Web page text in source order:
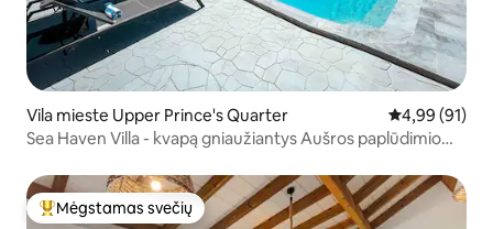
Vila mieste Upper Prince's Quarter Vidutinis
4,99 (91)
Sea Haven Villa - kvapą gniaužiantys Aušros paplūdimio
Svečių mėgstamiausias
Mėgstamas svečių